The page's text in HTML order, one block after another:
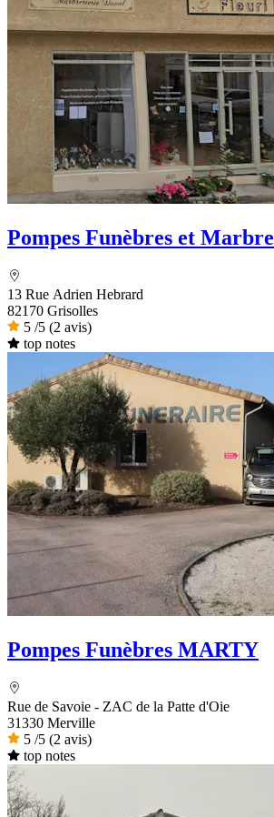
Pompes Funèbres et
13 Rue Adrien Hebrard
82170 Grisolles
5 /5 (2 avis)
top notes
Pompes Funèbres MARTY
Rue de Savoie - ZAC de la Patte d'Oie
31330 Merville
5 /5 (2 avis)
top notes